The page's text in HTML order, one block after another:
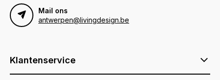
Mail ons
antwerpen@livingdesign.be
Klantenservice